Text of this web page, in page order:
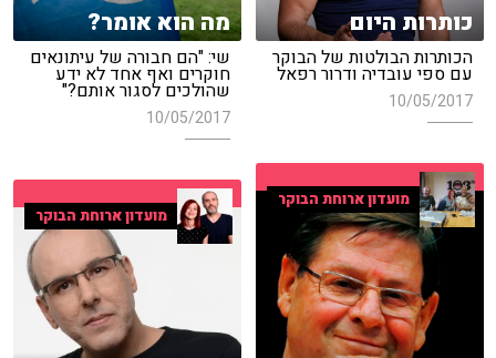
כותרות היום
הכותרות הבולטות של הבוקר
עם ספי עובדיה ודרור רפאל
10/05/2017
מה הוא אומר?
שי: "הם חבורה של עיתונאים
חוקרים ואף אחד לא ידע
שהולכים לסגור אותם?"
10/05/2017
מועדון ארוחת הבוקר
מועדון ארוחת הבוקר